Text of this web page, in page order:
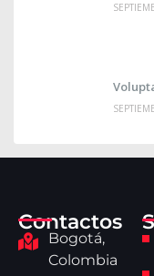
Contactos
Bogotá,
Colombia